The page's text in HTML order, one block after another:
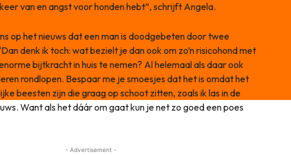
van en angst voor honden hebt”, schrijft Angela.
op het nieuws dat een man is doodgebeten door twee
denk ik toch: wat bezielt je dan ook om zo’n risicohond met
bijtkracht in huis te nemen? Al helemaal als daar ook
rondlopen. Bespaar me je smoesjes dat het is omdat het
beesten zijn die graag op schoot zitten, zoals ik las in de
Want als het dáár om gaat kun je net zo goed een poes
- Advertisement -